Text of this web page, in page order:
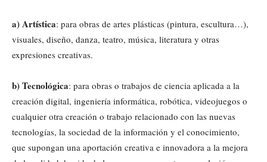
a) Artística: para obras de artes plásticas (pintura, escultura…),
visuales, diseño, danza, teatro, música, literatura y otras
expresiones creativas.
b) Tecnológica: para obras o trabajos de ciencia aplicada a la
creación digital, ingeniería informática, robótica, videojuegos o
cualquier otra creación o trabajo relacionado con las nuevas
tecnologías, la sociedad de la información y el conocimiento,
que supongan una aportación creativa e innovadora a la mejora